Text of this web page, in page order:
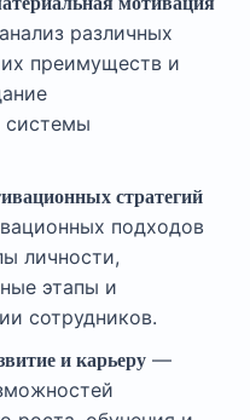
различных
преимуществ и
системы
стратегий
подходов
личности,
этапы и
сотрудников.
и карьеру —